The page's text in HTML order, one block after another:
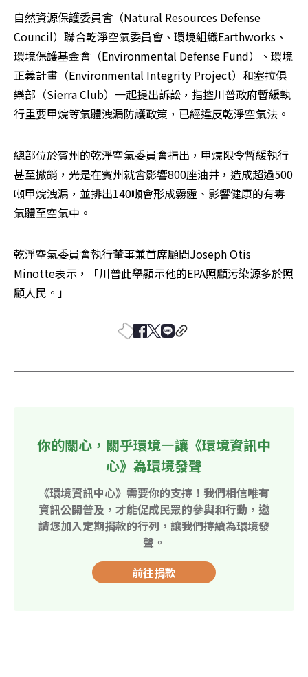
自然資源保護委員會（Natural Resources Defense
Council）聯合乾淨空氣委員會、環境組織Earthworks、
環境保護基金會（Environmental Defense Fund）、環境
正義計畫（Environmental Integrity Project）和塞拉俱
樂部（Sierra Club）一起提出訴訟，指控川普政府暫緩執
行重要甲烷等氣體洩漏防護政策，已經違反乾淨空氣法。
總部位於賓州的乾淨空氣委員會指出，甲烷限令暫緩執行
甚至撤銷，光是在賓州就會影響800座油井，造成超過500
噸甲烷洩漏，並排出140噸會形成霧霾、影響健康的有毒
氣體至空氣中。
乾淨空氣委員會執行董事兼首席顧問Joseph Otis
Minotte表示，「川普此舉顯示他的EPA照顧污染源多於照
顧人民。」
你的關心，關乎環境—讓《環境資訊中
心》為環境發聲
《環境資訊中心》需要你的支持！我們相信唯有
資訊公開普及，才能促成民眾的參與和行動，邀
請您加入定期捐款的行列，讓我們持續為環境發
聲。
前往捐款